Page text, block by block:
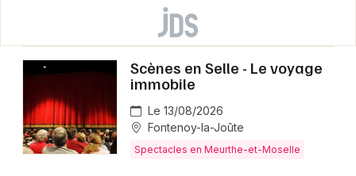
Scènes en Selle - Le voyage
immobile
Le 13/08/2026
Fontenoy-la-Joûte
Spectacles en Meurthe-et-Moselle